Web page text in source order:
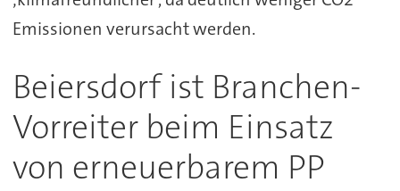
Emissionen verursacht werden.
Beiersdorf ist Branchen-
Vorreiter beim Einsatz
von erneuerbarem PP